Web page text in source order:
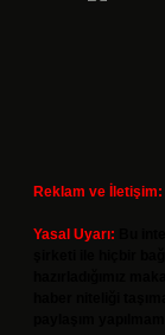
Reklam ve İletişim:
Yasal Uyarı: